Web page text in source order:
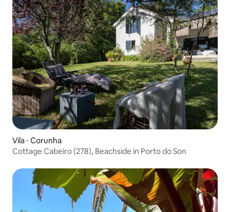
Vila ⋅ Corunha
Cottage Cabeiro (278), Beachside in Porto do Son